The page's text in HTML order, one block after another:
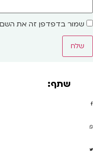
שמור בדפדפן זה את
שתף: